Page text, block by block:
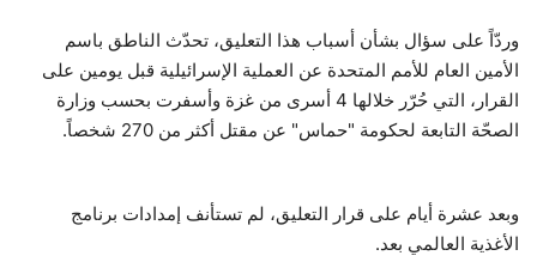
وردّاً على سؤال بشأن أسباب هذا التعليق، تحدّث الناطق باسم
الأمين العام للأمم المتحدة عن العملية الإسرائيلية قبل يومين على
القرار، التي حُرّر خلالها 4 أسرى من غزة وأسفرت بحسب وزارة
الصحّة التابعة لحكومة "حماس" عن مقتل أكثر من 270 شخصاً.
وبعد عشرة أيام على قرار التعليق، لم تستأنف إمدادات برنامج
الأغذية العالمي بعد.